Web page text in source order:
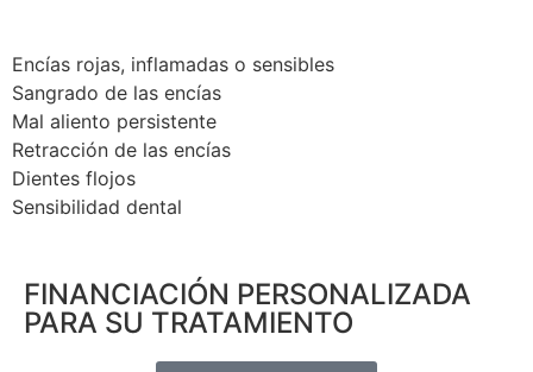
Encías rojas, inflamadas o sensibles
Sangrado de las encías
Mal aliento persistente
Retracción de las encías
Dientes flojos
Sensibilidad dental
FINANCIACIÓN PERSONALIZADA
PARA SU TRATAMIENTO